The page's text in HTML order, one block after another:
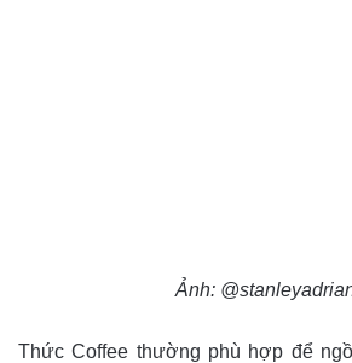
Ảnh:
Thức Coffee thường phù hợp để